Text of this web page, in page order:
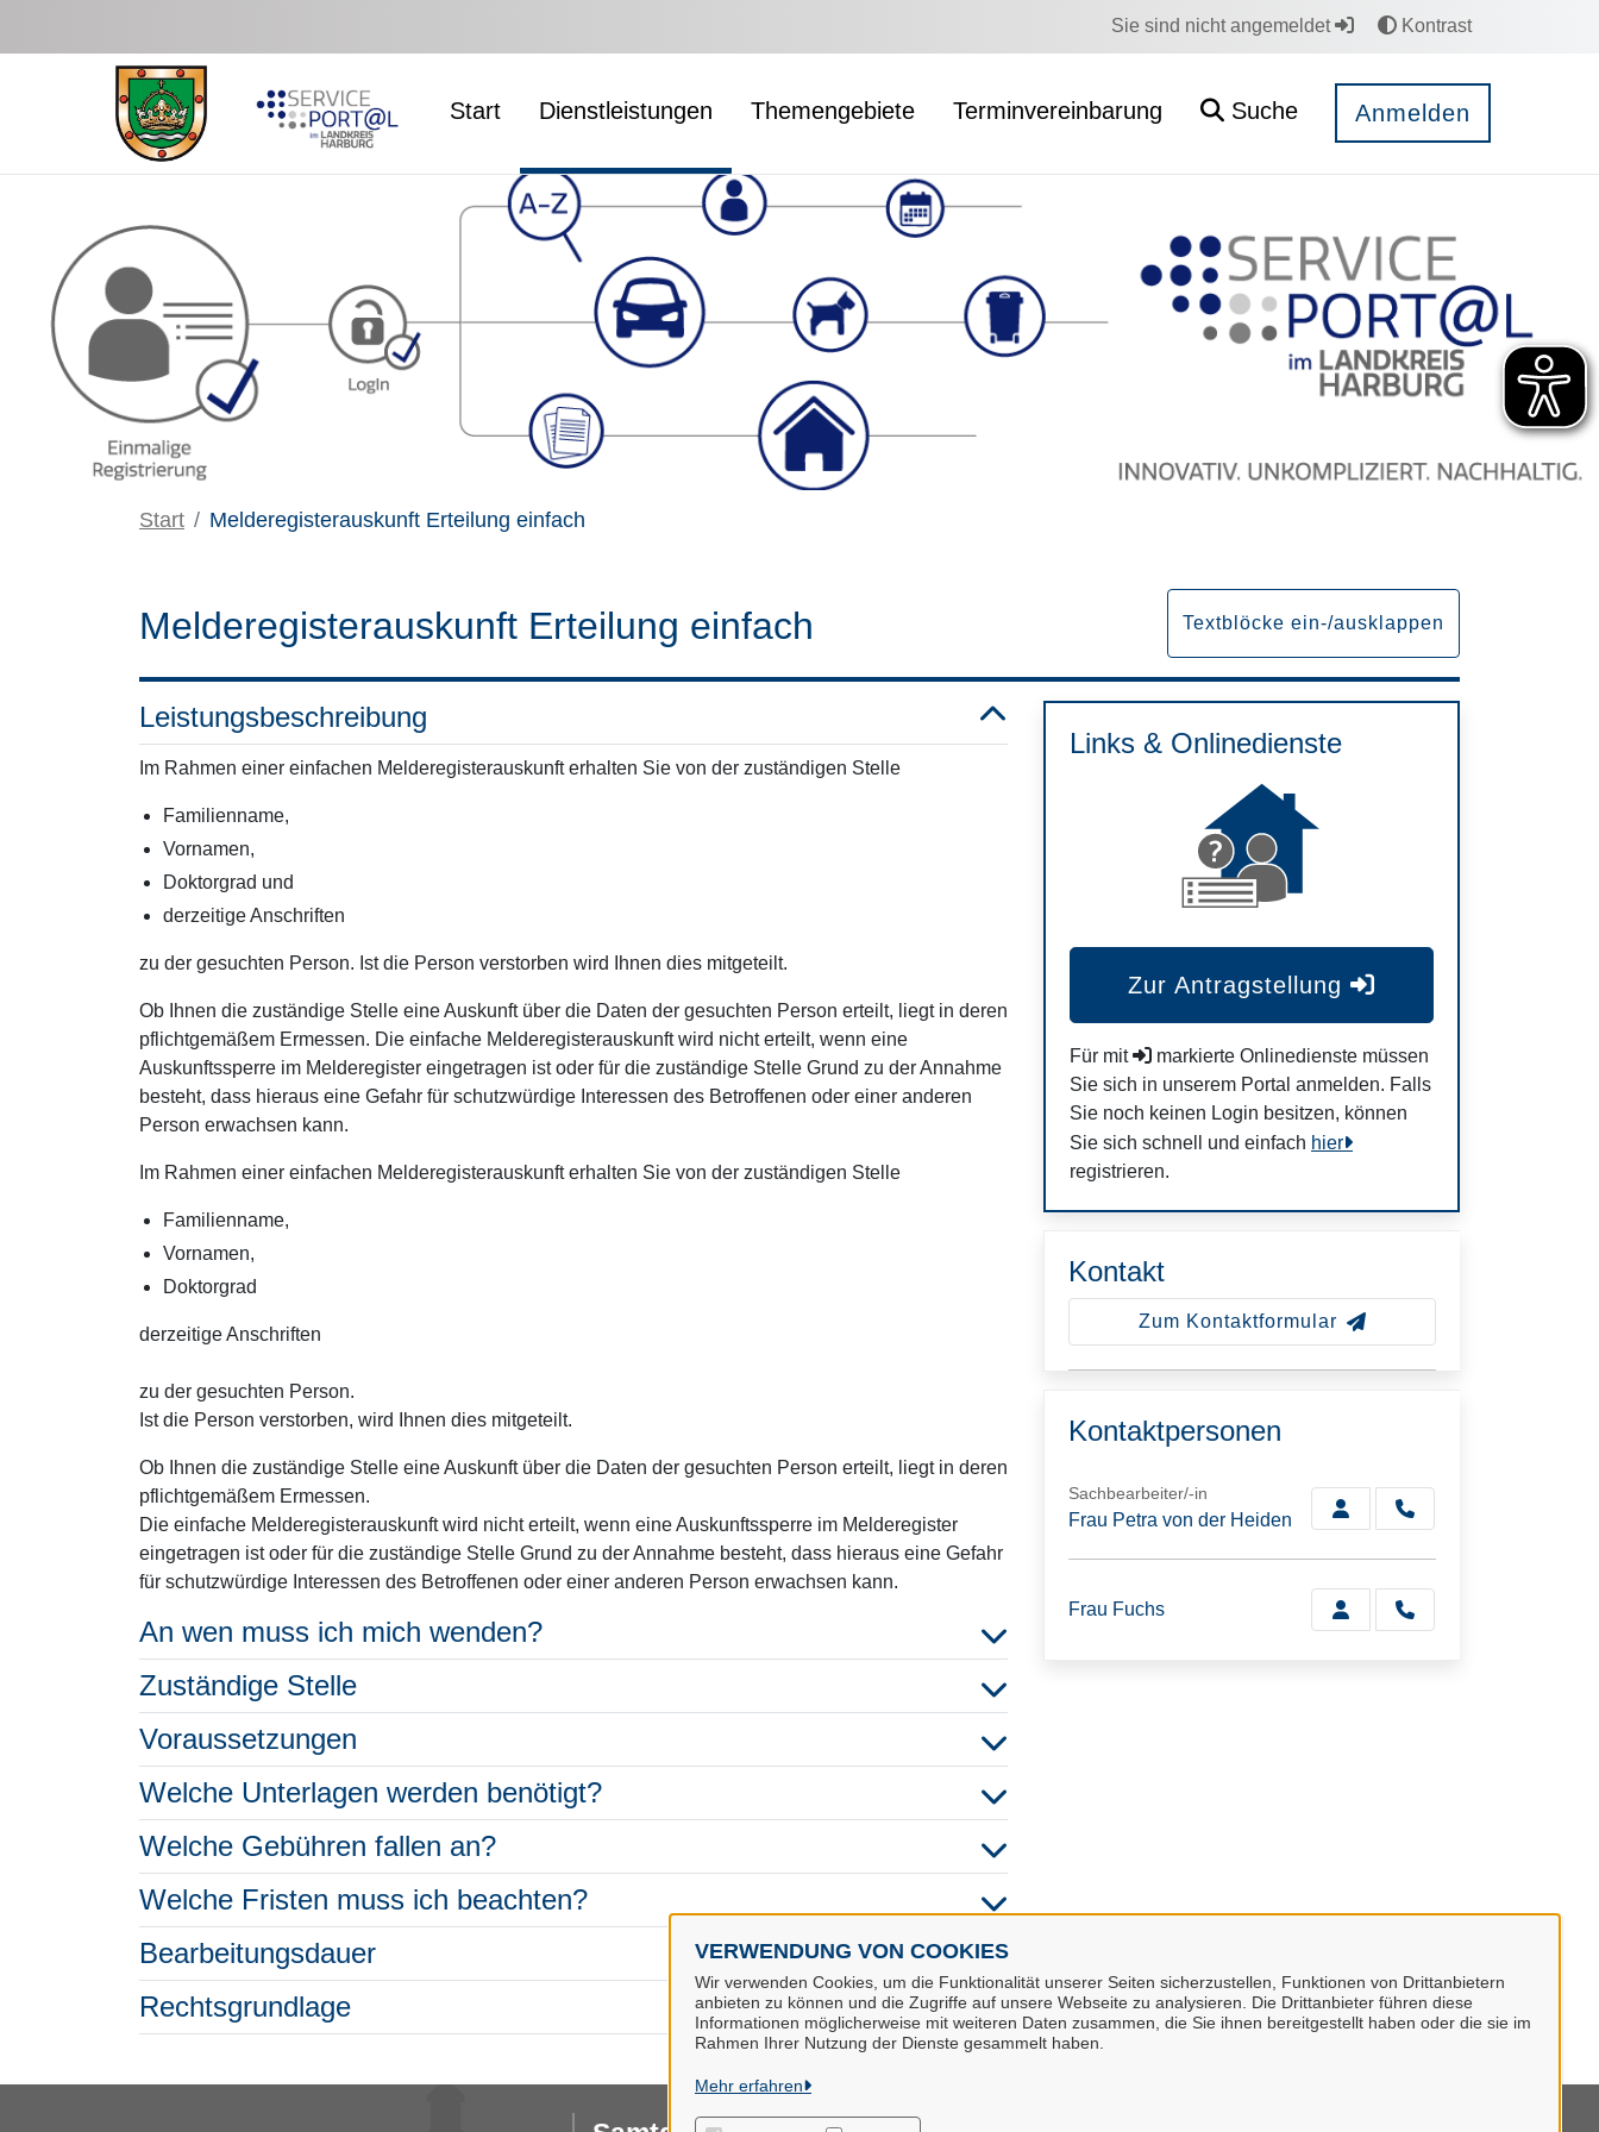
VERWENDUNG VON COOKIES
Wir verwenden Cookies, um die Funktionalität unserer Seiten sicherzustellen, Funktionen von Drittanbietern
anbieten zu können und die Zugriffe auf unsere Webseite zu analysieren. Die Drittanbieter führen diese
Informationen möglicherweise mit weiteren Daten zusammen, die Sie ihnen bereitgestellt haben oder die sie im
Rahmen Ihrer Nutzung der Dienste gesammelt haben.
Mehr erfahren
Sie sind nicht angemeldet Kontrast
Start Dienstleistungen Themengebiete Terminvereinbarung Suche Anmelden
Start Melderegisterauskunft Erteilung einfach
Melderegisterauskunft Erteilung einfach Textblöcke ein-/ausklappen
Leistungsbeschreibung
Im Rahmen einer einfachen Melderegisterauskunft erhalten Sie von der zuständigen Stelle
Familienname,
Vornamen,
Doktorgrad und
derzeitige Anschriften
zu der gesuchten Person. Ist die Person verstorben wird Ihnen dies mitgeteilt.
Ob Ihnen die zuständige Stelle eine Auskunft über die Daten der gesuchten Person erteilt, liegt in deren
pflichtgemäßem Ermessen. Die einfache Melderegisterauskunft wird nicht erteilt, wenn eine
Auskunftssperre im Melderegister eingetragen ist oder für die zuständige Stelle Grund zu der Annahme
besteht, dass hieraus eine Gefahr für schutzwürdige Interessen des Betroffenen oder einer anderen
Person erwachsen kann.
Im Rahmen einer einfachen Melderegisterauskunft erhalten Sie von der zuständigen Stelle
Familienname,
Vornamen,
Doktorgrad
derzeitige Anschriften
zu der gesuchten Person.
Ist die Person verstorben, wird Ihnen dies mitgeteilt.
Ob Ihnen die zuständige Stelle eine Auskunft über die Daten der gesuchten Person erteilt, liegt in deren
pflichtgemäßem Ermessen.
Die einfache Melderegisterauskunft wird nicht erteilt, wenn eine Auskunftssperre im Melderegister
eingetragen ist oder für die zuständige Stelle Grund zu der Annahme besteht, dass hieraus eine Gefahr
für schutzwürdige Interessen des Betroffenen oder einer anderen Person erwachsen kann.
An wen muss ich mich wenden?
Zuständige Stelle
Voraussetzungen
Welche Unterlagen werden benötigt?
Welche Gebühren fallen an?
Welche Fristen muss ich beachten?
Bearbeitungsdauer
Rechtsgrundlage
Links & Onlinedienste
Zur Antragstellung
Für mit
markierte Onlinedienste müssen
Sie sich in unserem Portal anmelden. Falls
Sie noch keinen Login besitzen, können
Sie sich schnell und einfach hier
registrieren.
Kontakt
Zum Kontaktformular
Kontaktpersonen
Sachbearbeiter/-in
Frau Petra von der Heiden
Frau Fuchs